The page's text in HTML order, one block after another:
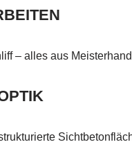
– alles aus